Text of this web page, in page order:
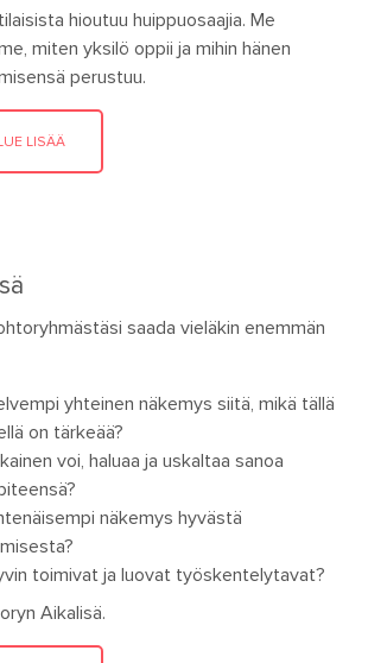
hioutuu huippuosaajia. Me
miten yksilö oppii ja mihin hänen
perustuu.
LISÄÄ
saada vieläkin enemmän
yhteinen näkemys siitä, mikä tällä
on tärkeää?
voi, haluaa ja uskaltaa sanoa
näkemys hyvästä
toimivat ja luovat työskentelytavat?
Aikalisä.